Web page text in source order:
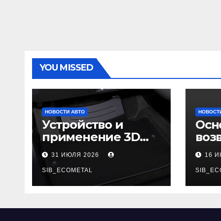
YOU MISSED
НОВОСТИ АВТО
Устройство и
применение 3D
автомобильных
ковриков
31 ИЮЛЯ 2026
SIB_ECOMETAL
16